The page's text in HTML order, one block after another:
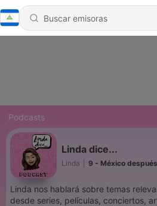
Podcasts
Linda dice...
Linda 9 - México
Linda nos hablará sobre temas
desde series, películas, conciertos, artistas,